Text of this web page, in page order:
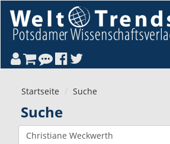
Startseite Suche
Suche